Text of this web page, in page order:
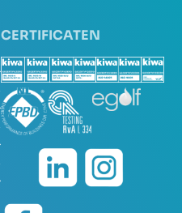
CERTIFICATEN